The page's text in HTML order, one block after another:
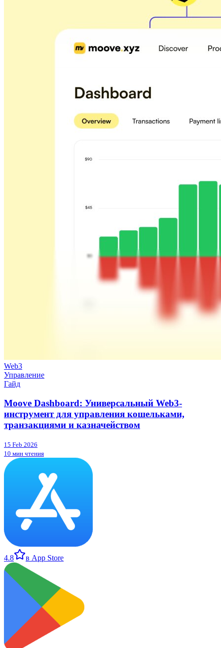
Web3
Управление
Гайд
Moove Dashboard: Универсальный Web3-
инструмент для управления кошельками,
транзакциями и казначейством
15 Feb 2026
10 мин чтения
4.8 в App Store